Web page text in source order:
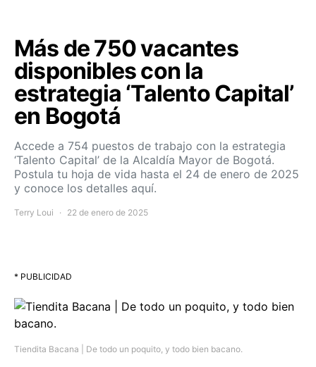
Más de 750 vacantes
disponibles con la
estrategia ‘Talento Capital’
en Bogotá
Accede a 754 puestos de trabajo con la estrategia
‘Talento Capital’ de la Alcaldía Mayor de Bogotá.
Postula tu hoja de vida hasta el 24 de enero de 2025
y conoce los detalles aquí.
Terry Loui 22 de enero de 2025
* PUBLICIDAD
Tiendita Bacana | De todo un poquito, y todo bien bacano.